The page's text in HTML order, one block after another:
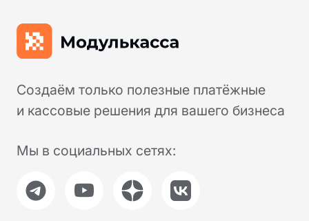
Пн-пт, с 9:00 до 18:00
Решить вопрос:
8 800 100 66 62
Купить онлайн-кассу:
8 800 551 86 77